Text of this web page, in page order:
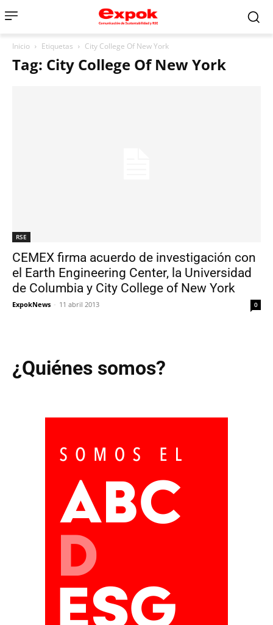
Inicio Etiquetas City College Of New York
Tag: City College Of New York
RSE
CEMEX firma acuerdo de investigación con
el Earth Engineering Center, la Universidad
de Columbia y City College of New York
ExpokNews - 11 abril 2013 0
¿Quiénes somos?